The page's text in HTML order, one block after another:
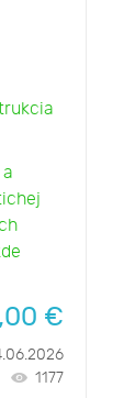
€
1177